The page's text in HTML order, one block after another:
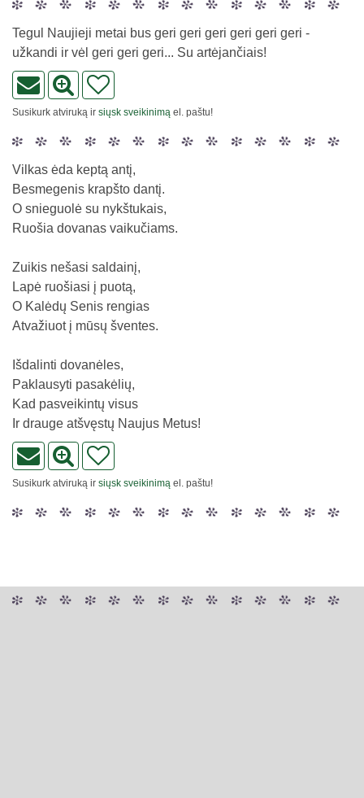
Tegul Naujieji metai bus geri geri geri geri geri geri -
užkandi ir vėl geri geri geri... Su artėjančiais!
Susikurk atviruką ir siųsk sveikinimą el. paštu!
Vilkas ėda keptą antį,
Besmegenis krapšto dantį.
O snieguolė su nykštukais,
Ruošia dovanas vaikučiams.
Zuikis nešasi saldainį,
Lapė ruošiasi į puotą,
O Kalėdų Senis rengias
Atvažiuot į mūsų šventes.
Išdalinti dovanėles,
Paklausyti pasakėlių,
Kad pasveikintų visus
Ir drauge atšvęstų Naujus Metus!
Susikurk atviruką ir siųsk sveikinimą el. paštu!